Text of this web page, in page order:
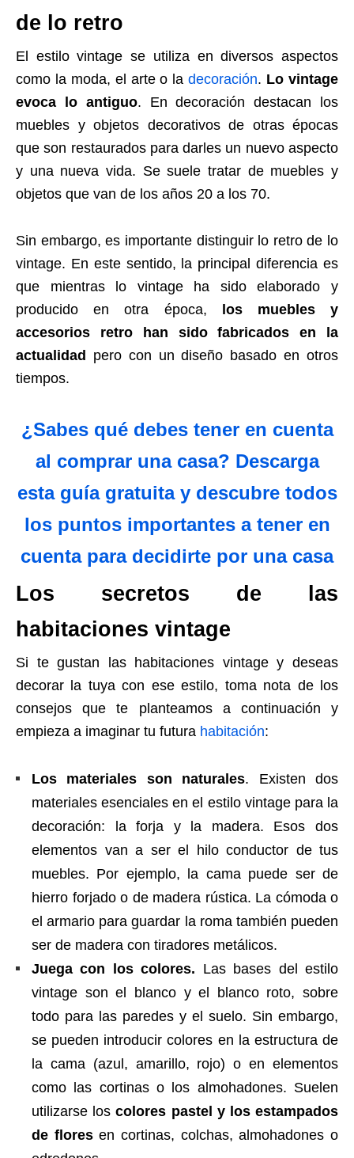
de lo retro
El estilo vintage se utiliza en diversos aspectos
como la moda, el arte o ladecoración. Lo vintage
evoca lo antiguo. En decoración destacan los
muebles y objetos decorativos de otras épocas
que son restaurados para darles un nuevo aspecto
y una nueva vida. Se suele tratar de muebles y
objetos que van de los años 20 a los 70.
Sin embargo, es importante distinguir lo retro de lo
vintage. En este sentido, la principal diferencia es
que mientras lo vintage ha sido elaborado y
producido en otra época, los muebles y
accesorios retro han sido fabricados en la
actualidad pero con un diseño basado en otros
tiempos.
¿Sabes qué debes tener en cuenta
al comprar una casa? Descarga
esta guía gratuita y descubre todos
los puntos importantes a tener en
cuenta para decidirte por una casa
Los secretos de las
habitaciones vintage
Si te gustan las habitaciones vintage y deseas
decorar la tuya con ese estilo, toma nota de los
consejos que te planteamos a continuación y
empieza a imaginar tu futura habitación:
Los materiales son naturales. Existen dos
materiales esenciales en el estilo vintage para la
decoración: la forja y la madera. Esos dos
elementos van a ser el hilo conductor de tus
muebles. Por ejemplo, la cama puede ser de
hierro forjado o de madera rústica. La cómoda o
el armario para guardar la roma también pueden
ser de madera con tiradores metálicos.
Juega con los colores. Las bases del estilo
vintage son el blanco y el blanco roto, sobre
todo para las paredes y el suelo. Sin embargo,
se pueden introducir colores en la estructura de
la cama (azul, amarillo, rojo) o en elementos
como las cortinas o los almohadones. Suelen
utilizarse loscolores pastel y los estampados
de floresen cortinas, colchas, almohadones o